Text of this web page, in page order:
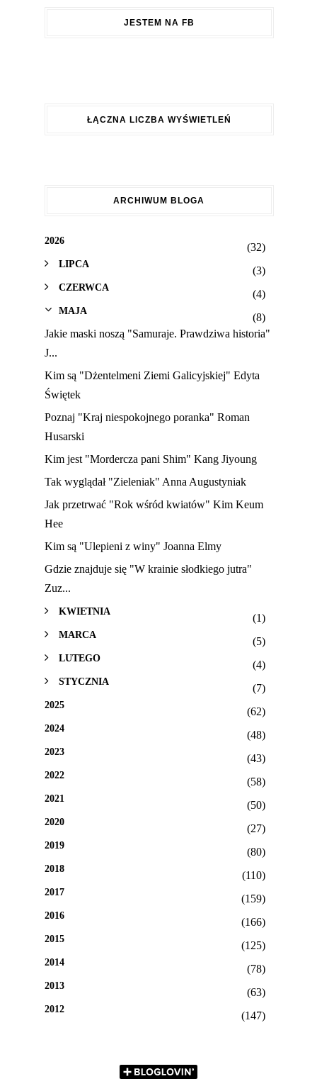
JESTEM NA FB
ŁĄCZNA LICZBA WYŚWIETLEŃ
ARCHIWUM BLOGA
2026
(32)
LIPCA
(3)
CZERWCA
(4)
MAJA
(8)
Jakie maski noszą "Samuraje. Prawdziwa historia"
J...
Kim są "Dżentelmeni Ziemi Galicyjskiej" Edyta
Świętek
Poznaj "Kraj niespokojnego poranka" Roman
Husarski
Kim jest "Mordercza pani Shim" Kang Jiyoung
Tak wyglądał "Zieleniak" Anna Augustyniak
Jak przetrwać "Rok wśród kwiatów" Kim Keum
Hee
Kim są "Ulepieni z winy" Joanna Elmy
Gdzie znajduje się "W krainie słodkiego jutra"
Zuz...
KWIETNIA
(1)
MARCA
(5)
LUTEGO
(4)
STYCZNIA
(7)
2025
(62)
2024
(48)
2023
(43)
2022
(58)
2021
(50)
2020
(27)
2019
(80)
2018
(110)
2017
(159)
2016
(166)
2015
(125)
2014
(78)
2013
(63)
2012
(147)